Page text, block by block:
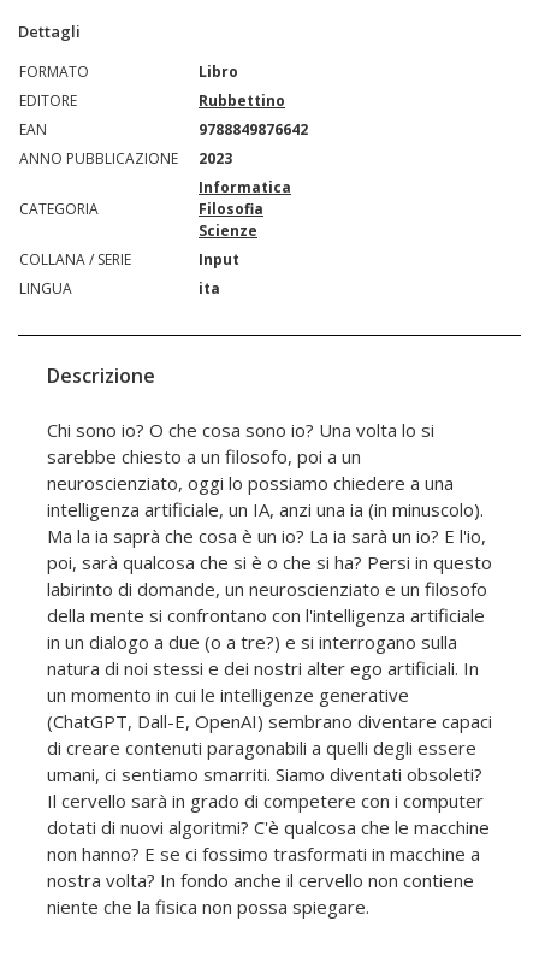
Dettagli
FORMATO
Libro
EDITORE
Rubbettino
EAN
9788849876642
ANNO PUBBLICAZIONE
2023
CATEGORIA
Informatica
Filosofia
Scienze
COLLANA / SERIE
Input
LINGUA
ita
Descrizione
Chi sono io? O che cosa sono io? Una volta lo si
sarebbe chiesto a un filosofo, poi a un
neuroscienziato, oggi lo possiamo chiedere a una
intelligenza artificiale, un IA, anzi una ia (in minuscolo).
Ma la ia saprà che cosa è un io? La ia sarà un io? E l'io,
poi, sarà qualcosa che si è o che si ha? Persi in questo
labirinto di domande, un neuroscienziato e un filosofo
della mente si confrontano con l'intelligenza artificiale
in un dialogo a due (o a tre?) e si interrogano sulla
natura di noi stessi e dei nostri alter ego artificiali. In
un momento in cui le intelligenze generative
(ChatGPT, Dall-E, OpenAI) sembrano diventare capaci
di creare contenuti paragonabili a quelli degli essere
umani, ci sentiamo smarriti. Siamo diventati obsoleti?
Il cervello sarà in grado di competere con i computer
dotati di nuovi algoritmi? C'è qualcosa che le macchine
non hanno? E se ci fossimo trasformati in macchine a
nostra volta? In fondo anche il cervello non contiene
niente che la fisica non possa spiegare.